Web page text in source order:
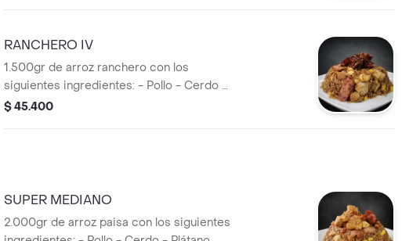
RANCHERO IV
1.500gr de arroz ranchero con los
siguientes ingredientes: - Pollo - Cerdo -
Maíz - Chorizo - Costilla.
$ 45.400
SUPER MEDIANO
2.000gr de arroz paisa con los siguientes